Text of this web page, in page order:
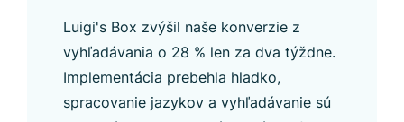
Luigi's Box zvýšil naše konverzie z
vyhľadávania o 28 % len za dva týždne.
Implementácia prebehla hladko,
spracovanie jazykov a vyhľadávanie sú